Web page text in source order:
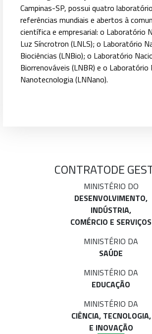
Campinas-SP, possui quatro
referências mundiais e abertos à
científica e empresarial: o Laboratório
Luz Síncrotron (LNLS); o Laboratório
Biociências (LNBio); o Laboratório
Biorrenováveis (LNBR) e o Laboratório
Nanotecnologia (LNNano).
CONTRATODE
MINISTÉRIO DO
DESENVOLVIMENTO,
INDÚSTRIA,
COMÉRCIO E SERVIÇOS
MINISTÉRIO DA
SAÚDE
MINISTÉRIO DA
EDUCAÇÃO
MINISTÉRIO DA
CIÊNCIA, TECNOLOGIA,
E INOVAÇÃO